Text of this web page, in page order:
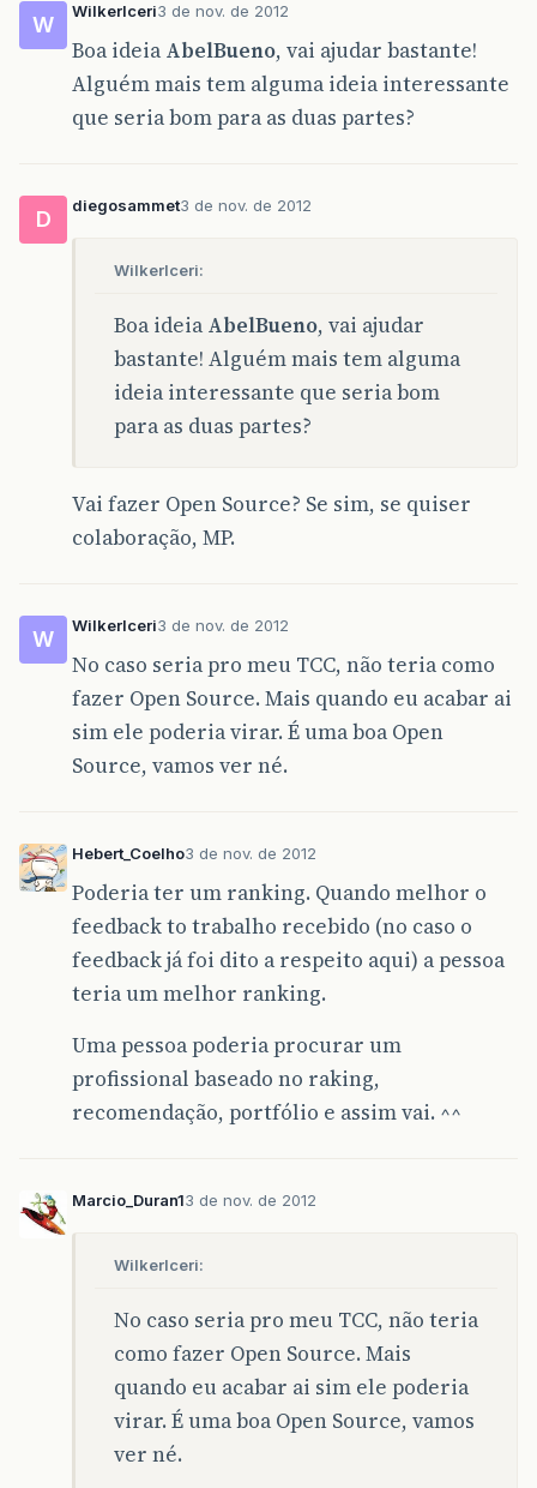
W
WilkerIceri3 de nov. de 2012
Boa ideia AbelBueno, vai ajudar bastante!
Alguém mais tem alguma ideia interessante
que seria bom para as duas partes?
D
diegosammet3 de nov. de 2012
WilkerIceri:
Boa ideia AbelBueno, vai ajudar
bastante! Alguém mais tem alguma
ideia interessante que seria bom
para as duas partes?
Vai fazer Open Source? Se sim, se quiser
colaboração, MP.
W
WilkerIceri3 de nov. de 2012
No caso seria pro meu TCC, não teria como
fazer Open Source. Mais quando eu acabar ai
sim ele poderia virar. É uma boa Open
Source, vamos ver né.
Hebert_Coelho3 de nov. de 2012
Poderia ter um ranking. Quando melhor o
feedback to trabalho recebido (no caso o
feedback já foi dito a respeito aqui) a pessoa
teria um melhor ranking.
Uma pessoa poderia procurar um
profissional baseado no raking,
recomendação, portfólio e assim vai. ^^
Marcio_Duran13 de nov. de 2012
WilkerIceri:
No caso seria pro meu TCC, não teria
como fazer Open Source. Mais
quando eu acabar ai sim ele poderia
virar. É uma boa Open Source, vamos
ver né.